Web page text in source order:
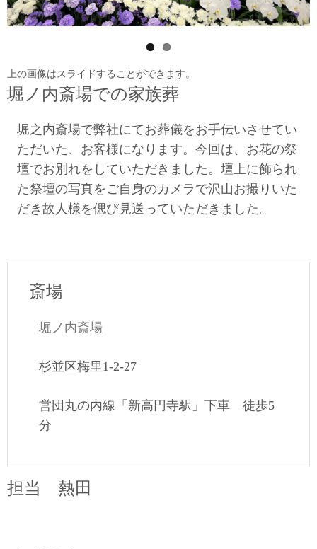
上の画像はスライドすることができます。
堀ノ内斎場での家族葬
堀之内斎場で弊社にてお葬儀をお手伝いさせてい
ただいた、お客様になります。今回は、お花の祭
壇でお別れをしていただきました。 壇上に飾られ
た祭壇の写真をご自身のカメラで沢山お撮りいた
だき故人様を偲び見送っていただきました。
斎場
堀ノ内斎場
杉並区梅里1-2-27
営団丸の内線「新高円寺駅」下車 徒歩5
分
担当 熱田